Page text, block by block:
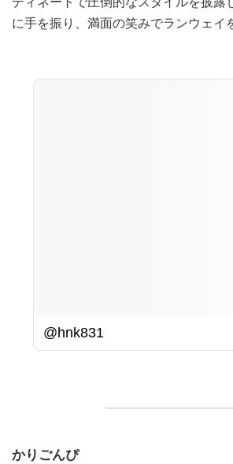
に手を振り、満面の笑みでランウェイ
@hnk831
かりごんぴ